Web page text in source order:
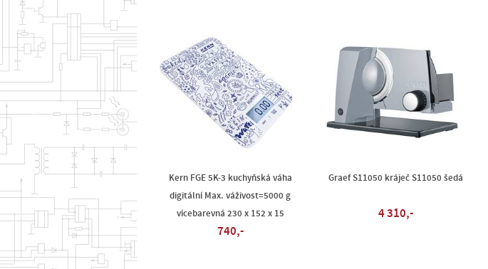
Kern FGE 5K-3 kuchyňská váha
digitální Max. váživost=5000 g
vícebarevná 230 x 152 x 15
740,-
Graef S11050 kráječ S11050 šedá
4 310,-